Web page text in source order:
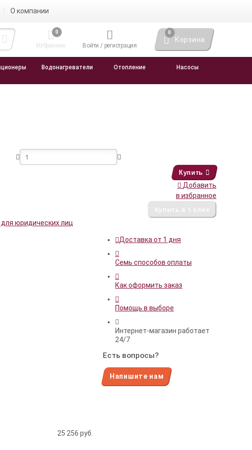
О компании
0
Избранное Войти / регистрация
0
Корзина
Водонагреватели Отопление Насосы
Купить
Добавить
в избранное
юридических лиц
Доставка от 1 дня
Семь способов оплаты
Как оформить заказ
Помощь в выборе
Интернет-магазин работает
24/7
Есть вопросы?
Напишите нам
25 256 руб.